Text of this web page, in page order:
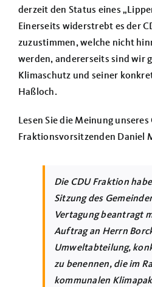
derzeit den Status eines
Einerseits widerstrebt es der
zuzustimmen, welche nicht
werden, andererseits sind wir
Klimaschutz und seiner
Haßloch.
Lesen Sie die Meinung unseres
Fraktionsvorsitzenden Daniel
Die CDU Fraktion
Sitzung des
Vertagung beantragt
Auftrag an Herrn
Umweltabteilung,
zu benennen, die im
kommunalen